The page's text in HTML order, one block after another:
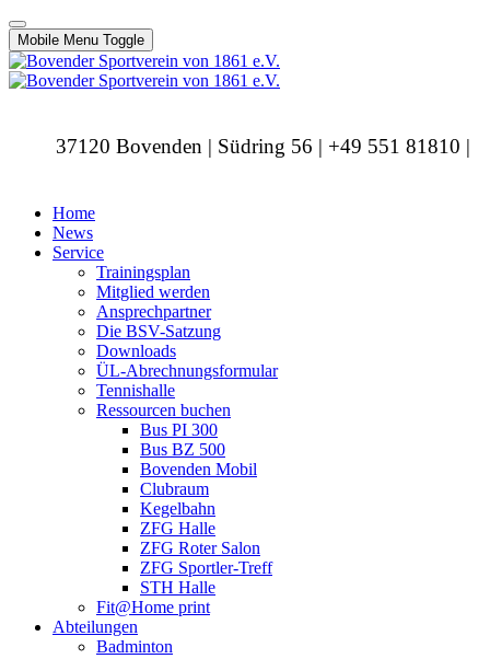
Mobile Menu Toggle
37120 Bovenden | Südring 56 | +49 551 81810 |
Home
News
Service
Trainingsplan
Mitglied werden
Ansprechpartner
Die BSV-Satzung
Downloads
ÜL-Abrechnungsformular
Tennishalle
Ressourcen buchen
Bus PI 300
Bus BZ 500
Bovenden Mobil
Clubraum
Kegelbahn
ZFG Halle
ZFG Roter Salon
ZFG Sportler-Treff
STH Halle
Fit@Home print
Abteilungen
Badminton